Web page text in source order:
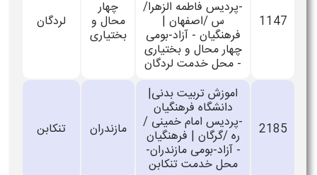
1147
-پردیس فاطمه الزهرا/
س /اصفهان |
فرهنگیان - آزاد-بومی
چهار محال و بختیاری
- محل خدمت لردگان
چهار
محال و
بختیاری
لردگان
2185
اموزش تربیت بدنی|
دانشگاه فرهنگیان
-پردیس امام خمینی /
ره /گرگان | فرهنگیان
- آزاد-بومی مازندران-
محل خدمت تنکابن
مازندران تنكابن